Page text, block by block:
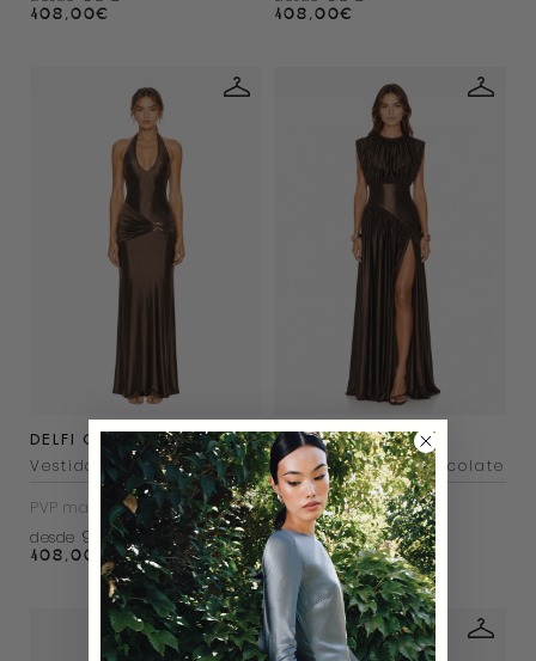
408,00€ 408,00€
DELFI COLLECTIVE
Vestido Soraya Chocolate
PVP marca 408€
desde 98€
408,00 €
DELFI COLLECTIVE
Vestido Avalon Chocolate
PVP marca 438€
desde105€
438,00€